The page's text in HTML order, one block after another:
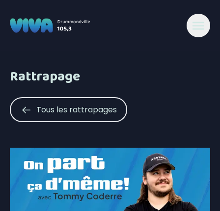
Rattrapage
Tous les rattrapages